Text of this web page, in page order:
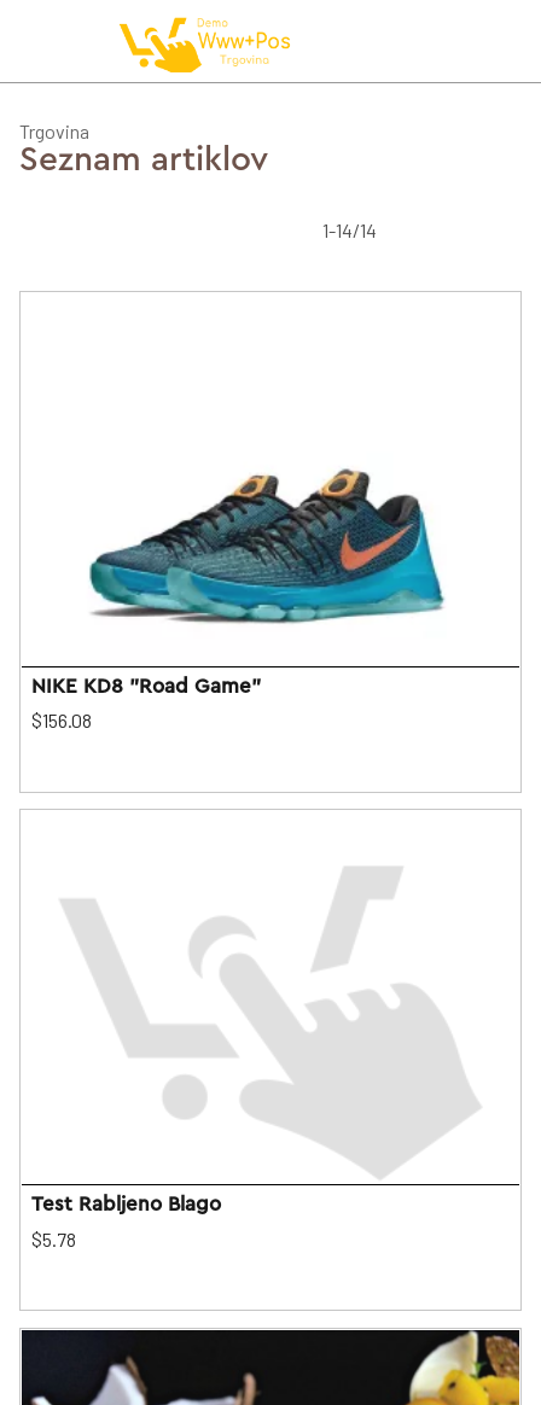
Trgovina
Seznam artiklov
1-14/14
NIKE KD8 "Road Game"
$156.08
Test Rabljeno Blago
$5.78